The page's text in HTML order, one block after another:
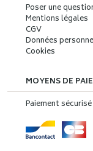
Poser une
Mentions légales
CGV
Données
Cookies
MOYENS DE
Paiement sécurisé